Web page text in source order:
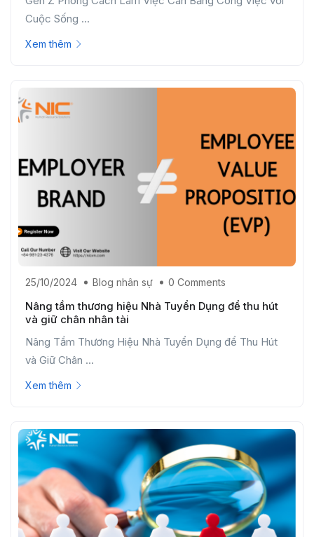
Cuộc Sống ...
Xem thêm
25/10/2024 Blog nhân sự 0 Comments
Nâng tầm thương hiệu Nhà Tuyển Dụng để thu hút
và giữ chân nhân tài
Nâng Tầm Thương Hiệu Nhà Tuyển Dụng để Thu Hút
và Giữ Chân ...
Xem thêm